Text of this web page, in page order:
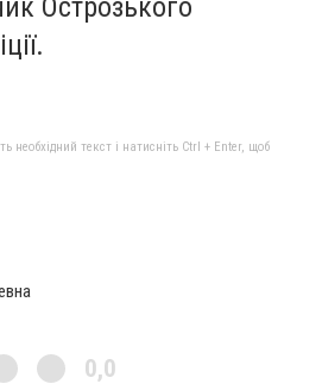
Острозького
необхідний текст і натисніть Ctrl + Enter, щоб
0,0